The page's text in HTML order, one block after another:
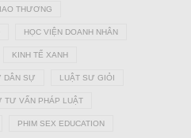
THƯƠNG
HỌC VIỆN DOANH NHÂN
KINH TẾ XANH
DÂN SỰ LUẬT SƯ GIỎI
TƯ VẤN PHÁP LUẬT
PHIM SEX EDUCATION